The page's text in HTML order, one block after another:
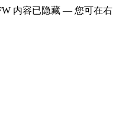
内容已隐藏 — 您可在右